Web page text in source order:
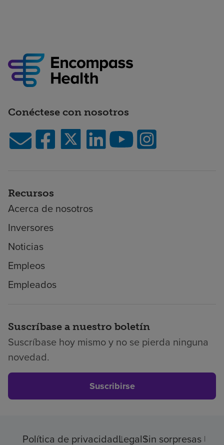
Conéctese con nosotros
Recursos
Acerca de nosotros
Inversores
Noticias
Empleos
Empleados
Suscríbase a nuestro boletín
Suscríbase hoy mismo y no se pierda ninguna
novedad.
Suscribirse
Política de privacidadLegalSin sorpresas